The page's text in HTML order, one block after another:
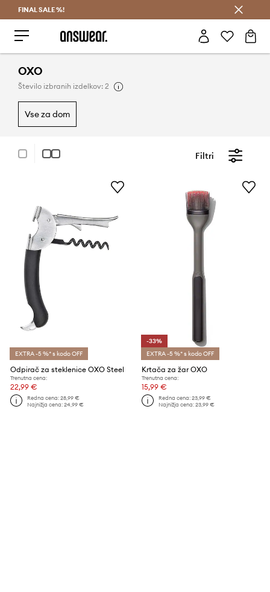
FINAL SALE %!
OXO
Število izbranih izdelkov: 2
vse za dom
Filtri
EXTRA -5 %* s kodo OFF
Odpirač za steklenice OXO Steel
Trenutna cena:
22,99 €
Redna cena:28,99 €
Najnižja cena:24,99 €
-33%
EXTRA -5 %* s kodo OFF
Krtača za žar OXO
Trenutna cena:
15,99 €
Redna cena:23,99 €
Najnižja cena:23,99 €